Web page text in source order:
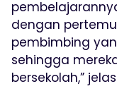
dengan
pembimbing
sehingga
bersekolah,”